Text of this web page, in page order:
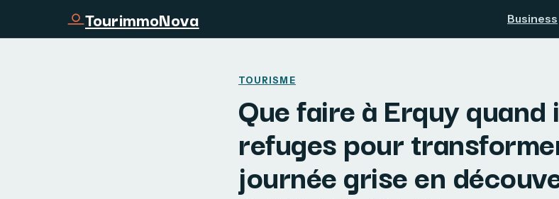
TourimmoNova Business
TOURISME
Que faire à Erquy
refuges pour
journée grise en